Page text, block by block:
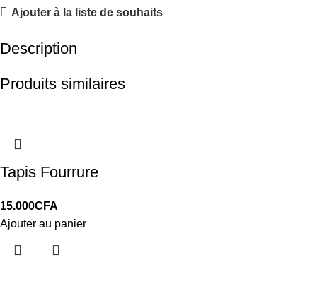
Ajouter à la liste de souhaits
Description
Produits similaires
Tapis Fourrure
15.000CFA
Ajouter au panier